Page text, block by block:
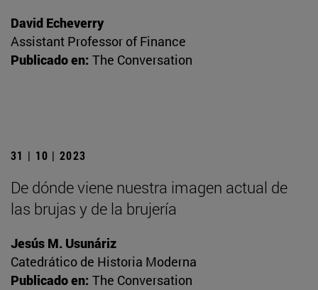
David Echeverry
Assistant Professor of Finance
Publicado en: The Conversation
31 | 10 | 2023
De dónde viene nuestra imagen actual de
las brujas y de la brujería
Jesús M. Usunáriz
Catedrático de Historia Moderna
Publicado en: The Conversation